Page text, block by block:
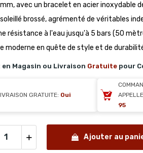
avec un bracelet en acier inoxydable
brossé, agrémenté de véritables
résistance à l'eau jusqu'à 5 bars (50
moderne en quête de style et de
Magasin ou Livraison Gratuite pour
GRATUITE: Oui
95
Ajouter au